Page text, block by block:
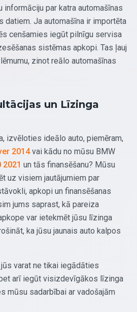
informāciju par katra automašīnas
datiem. Ja automašīna ir importēta
cenšamies iegūt pilnīgu servisa
sistēmas apkopi. Tas ļauj
zinot reālo automašīnas
un Līzinga
izvēloties ideālo auto, piemēram,
2014vai kādu no mūsu BMW
2021 un tās finansēšanu? Mūsu
uz visiem jautājumiem par
apkopi un finansēšanas
jums saprast, kā pareiza
var ietekmēt jūsu līzinga
ka jūsu jaunais auto kalpos
varat ne tikai iegādāties
arī iegūt visizdevīgākos līzinga
mūsu sadarbībai ar vadošajām